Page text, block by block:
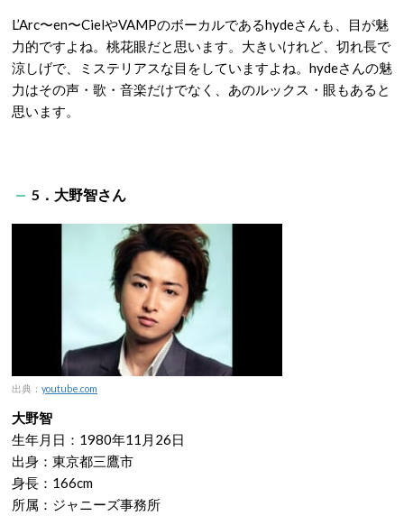
L’Arc〜en〜CielやVAMPのボーカルであるhydeさんも、目が魅
力的ですよね。桃花眼だと思います。大きいけれど、切れ長で
涼しげで、ミステリアスな目をしていますよね。hydeさんの魅
力はその声・歌・音楽だけでなく、あのルックス・眼もあると
思います。
5．大野智さん
出典： youtube.com
大野智
生年月日：1980年11月26日
出身：東京都三鷹市
身長：166cm
所属：ジャニーズ事務所